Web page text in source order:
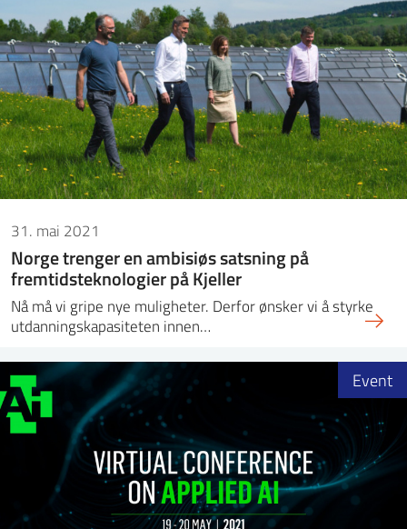
31. mai 2021
Norge trenger en ambisiøs satsning på
fremtidsteknologier på Kjeller
Nå må vi gripe nye muligheter. Derfor ønsker vi å styrke
utdanningskapasiteten innen…
Event